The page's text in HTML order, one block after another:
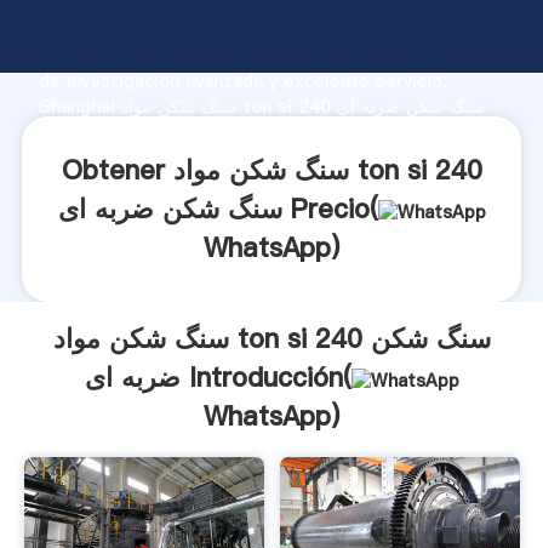
de investigación avanzada y excelente servicio,
clientes.
Obtener سنگ شکن مواد ton si 240
سنگ شکن ضربه ای Precio(
WhatsApp)
سنگ شکن مواد ton si 240 سنگ شکن
ضربه ای Introducción(
WhatsApp)